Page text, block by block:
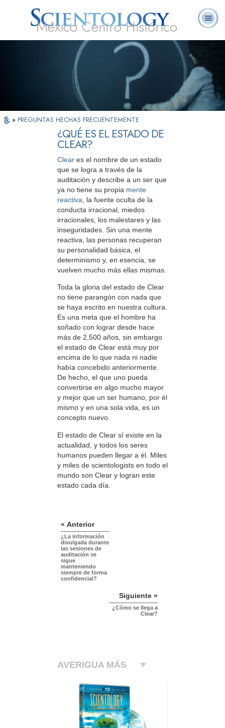
México Centro Histórico
¿Qué es
Scientology?
Ministros
Voluntarios
Preguntas
Frecuentes
» PREGUNTAS HECHAS FRECUENTEMENTE
¿QUÉ ES EL ESTADO DE
CLEAR?
Clear es el nombre de un estado
que se logra a través de la
auditación y describe a un ser que
ya no tiene su propia mente
reactiva , la fuente oculta de la
conducta irracional, miedos
irracionales, los malestares y las
inseguridades. Sin una mente
reactiva, las personas recuperan
su personalidad básica, el
determinismo y, en esencia, se
vuelven mucho más ellas mismas.
Toda la gloria del estado de Clear
no tiene parangón con nada que
se haya escrito en nuestra cultura.
Es una meta que el hombre ha
soñado con lograr desde hace
más de 2,500 años, sin embargo
el estado de Clear está muy por
encima de lo que nada ni nadie
había concebido anteriormente.
De hecho, el que uno pueda
convertirse en algo mucho mayor
y mejor que un ser humano, por él
mismo y en una sola vida, es un
concepto nuevo.
El estado de Clear sí existe en la
actualidad, y todos los seres
humanos pueden llegar a él. Miles
y miles de scientologists en todo el
mundo son Clear y logran este
estado cada día.
« Anterior
¿La información
divulgada durante
las sesiones de
auditación se
sigue
manteniendo
siempre de forma
confidencial?
Siguiente »
¿Cómo se llega a
Clear?
AVERIGUA MÁS